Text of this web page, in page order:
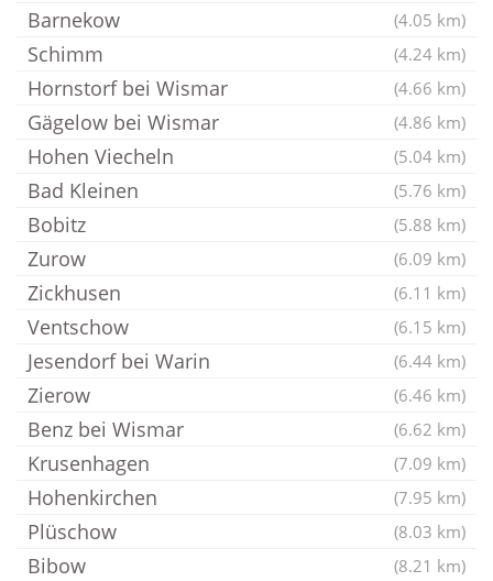
Barnekow (4.05 km)
Schimm (4.24 km)
Hornstorf bei Wismar (4.66 km)
Gägelow bei Wismar (4.86 km)
Hohen Viecheln (5.04 km)
Bad Kleinen (5.76 km)
Bobitz (5.88 km)
Zurow (6.09 km)
Zickhusen (6.11 km)
Ventschow (6.15 km)
Jesendorf bei Warin (6.44 km)
Zierow (6.46 km)
Benz bei Wismar (6.62 km)
Krusenhagen (7.09 km)
Hohenkirchen (7.95 km)
Plüschow (8.03 km)
Bibow (8.21 km)